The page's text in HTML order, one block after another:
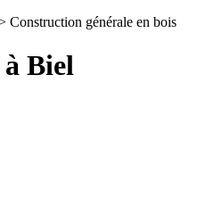
Construction générale en bois
Biel